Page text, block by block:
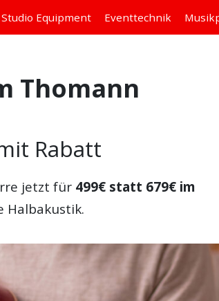
Studio Equipment Eventtechnik
Thomann
Rabatt
jetzt für 499€ statt 679€ im
Halbakustik.